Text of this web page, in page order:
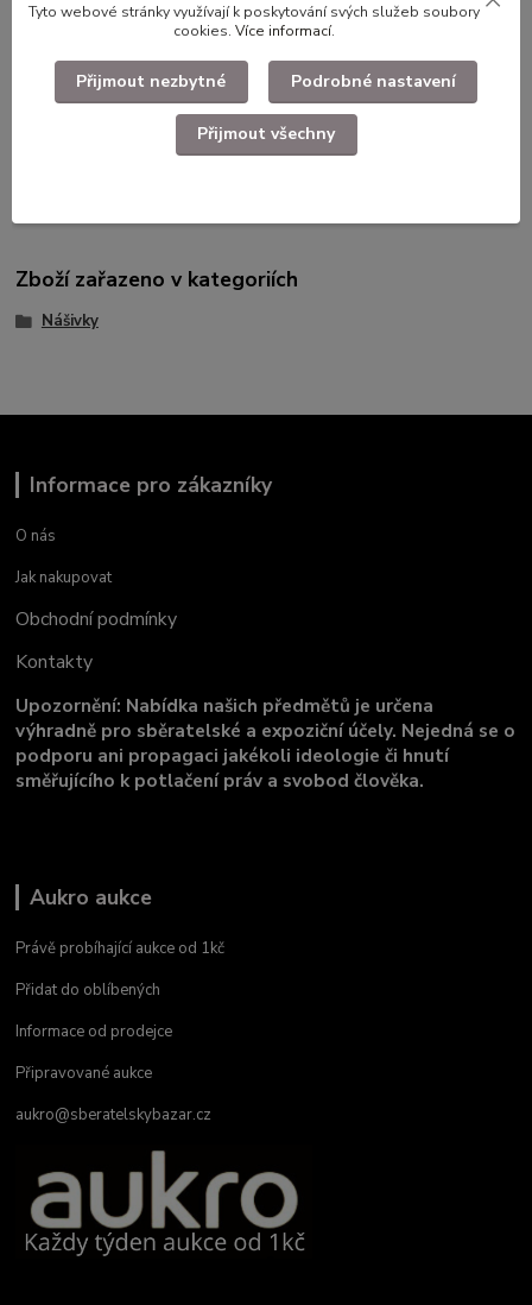
Zboží zařazeno v kategoriích
Nášivky
Informace pro zákazníky
O nás
Jak nakupovat
Obchodní podmínky
Kontakty
Upozornění: Nabídka našich předmětů je určena
výhradně pro sběratelské a expoziční účely. Nejedná se o
podporu ani propagaci jakékoli ideologie či hnutí
směřujícího k potlačení práv a svobod člověka.
Aukro aukce
Právě probíhající aukce od 1kč
Přidat do oblíbených
Informace od prodejce
Připravované aukce
aukro@sberatelskybazar.cz
Tyto webové stránky využívají k poskytování svých služeb soubory
cookies. Více informací.
Přijmout nezbytné Podrobné nastavení
Přijmout všechny